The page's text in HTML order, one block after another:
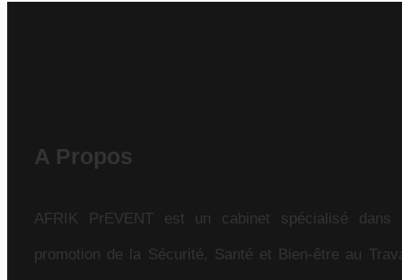
A Propos
AFRIK PrEVENT est un cabinet spécialisé dans
promotion de la Sécurité, Santé et Bien-être au